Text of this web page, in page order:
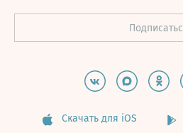
Скачать для iOS